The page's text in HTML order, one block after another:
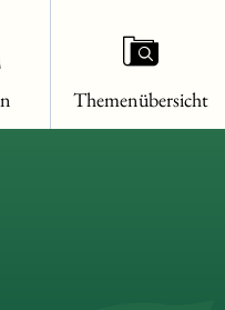
Themenübersicht